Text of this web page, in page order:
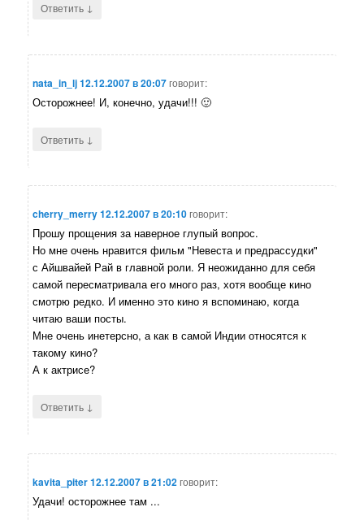
Ответить ↓
nata_in_lj12.12.2007 в 20:07говорит:
Осторожнее! И, конечно, удачи!!! 🙂
Ответить ↓
cherry_merry12.12.2007 в 20:10говорит:
Прошу прощения за наверное глупый вопрос.
Но мне очень нравится фильм "Невеста и предрассудки"
с Айшвайей Рай в главной роли. Я неожиданно для себя
самой пересматривала его много раз, хотя вообще кино
смотрю редко. И именно это кино я вспоминаю, когда
читаю ваши посты.
Мне очень инетерсно, а как в самой Индии относятся к
такому кино?
А к актрисе?
Ответить ↓
kavita_piter12.12.2007 в 21:02говорит:
Удачи! осторожнее там ...